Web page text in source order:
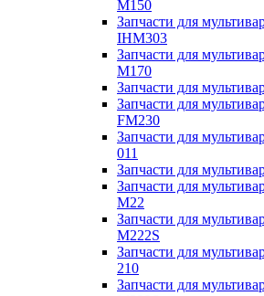
M150
Запчасти для
IHM303
Запчасти для
M170
Запчасти для
Запчасти для
FM230
Запчасти для
011
Запчасти для
Запчасти для
M22
Запчасти для
M222S
Запчасти для
210
Запчасти для